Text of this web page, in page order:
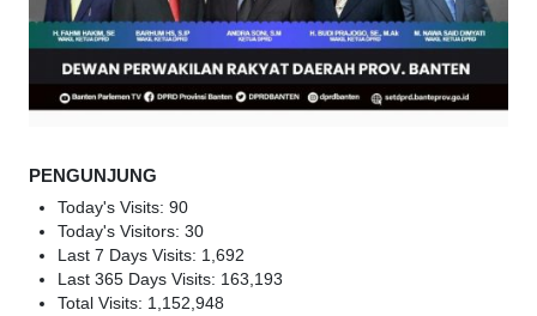
PENGUNJUNG
Today's Visits: 90
Today's Visitors: 30
Last 7 Days Visits: 1,692
Last 365 Days Visits: 163,193
Total Visits: 1,152,948